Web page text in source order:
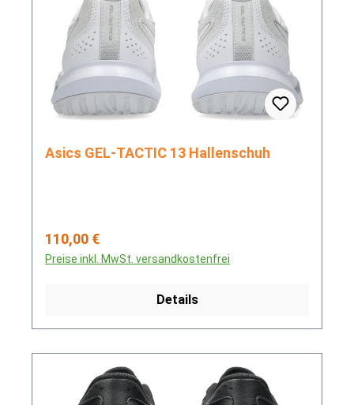
Asics GEL-TACTIC 13 Hallenschuh
Regulärer Preis:
110,00 €
Preise inkl. MwSt. versandkostenfrei
Details